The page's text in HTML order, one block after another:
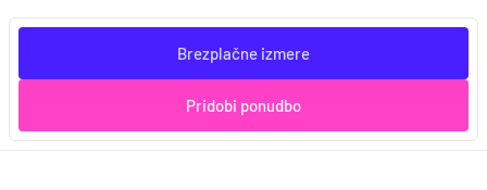
Brezplačne izmere
Pridobi ponudbo